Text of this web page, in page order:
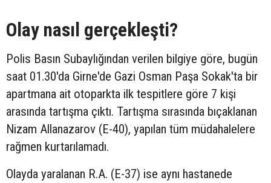
Olay nasıl gerçekleşti?
Polis Basın Subaylığından verilen bilgiye göre, bugün
saat 01.30'da Girne'de Gazi Osman Paşa Sokak'ta bir
apartmana ait otoparkta ilk tespitlere göre 7 kişi
arasında tartışma çıktı. Tartışma sırasında bıçaklanan
Nizam Allanazarov (E-40), yapılan tüm müdahalelere
rağmen kurtarılamadı.
Olayda yaralanan R.A. (E-37) ise aynı hastanede